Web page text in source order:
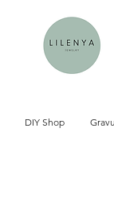
DIY Shop